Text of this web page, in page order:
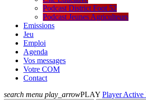
Podcast District Foot 52
Podcast Jeunes Agriculteurs
Emissions
Jeu
Emploi
Agenda
Vos messages
Votre COM
Contact
search menu play_arrowPLAY Player Active